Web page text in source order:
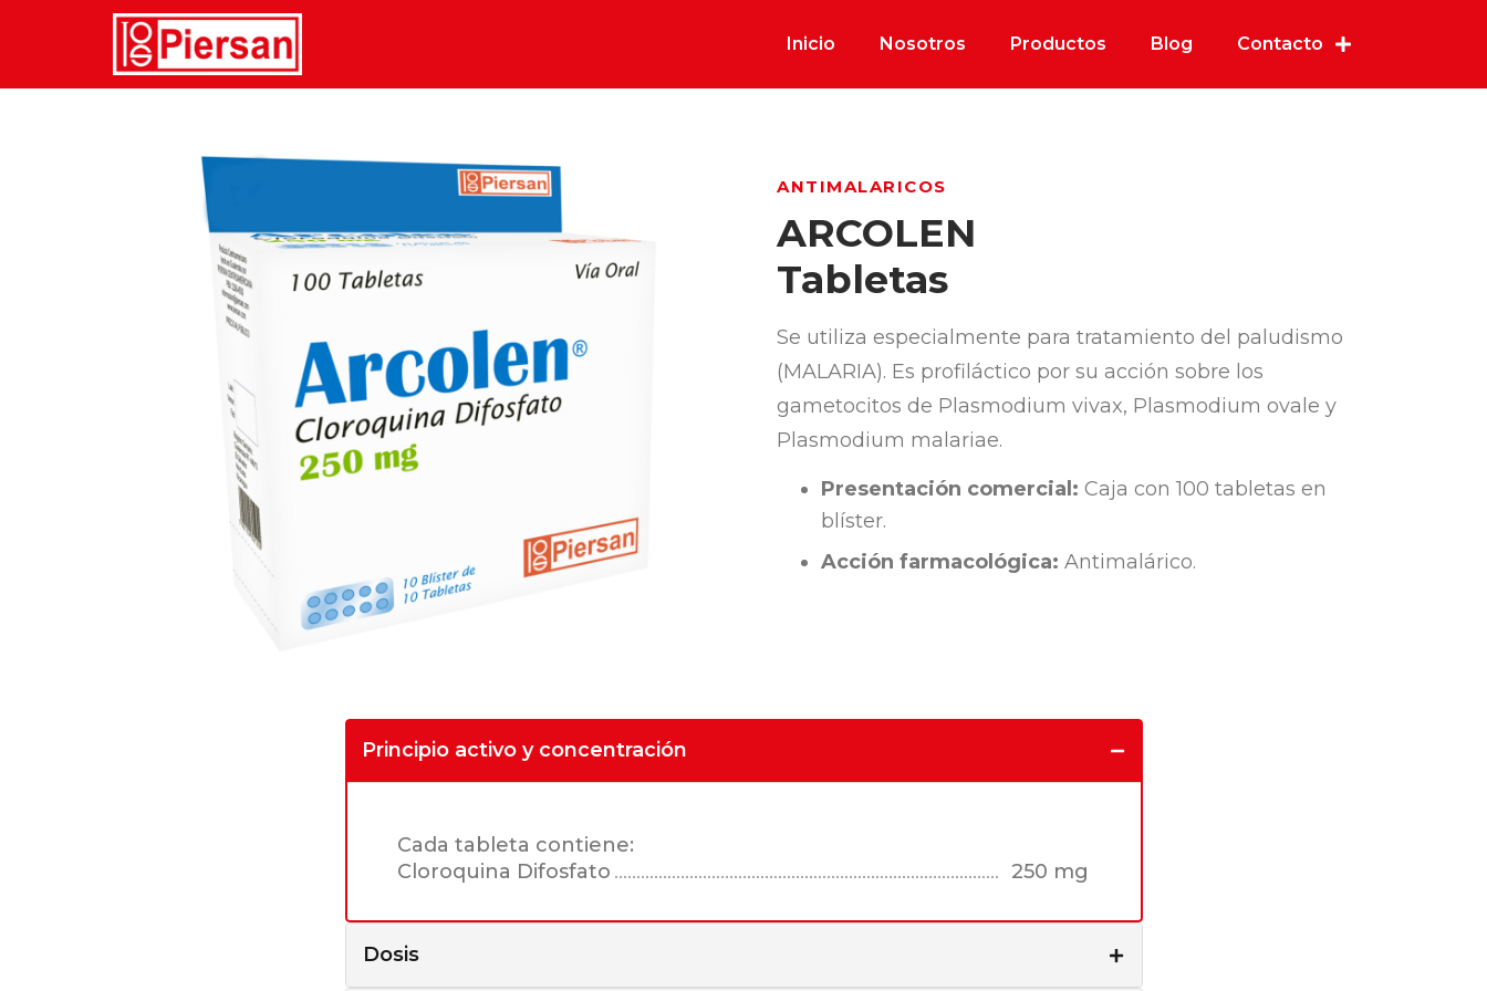
Inicio Nosotros Productos Blog Contacto
ANTIMALARICOS
ARCOLEN
Tabletas
Se utiliza especialmente para tratamiento del paludismo
(MALARIA). Es profiláctico por su acción sobre los
gametocitos de Plasmodium vivax, Plasmodium ovale y
Plasmodium malariae.
Presentación comercial: Caja con 100 tabletas en
blíster.
Acción farmacológica: Antimalárico.
Principio activo y concentración
Cada tableta contiene:
Cloroquina Difosfato
250 mg
Dosis